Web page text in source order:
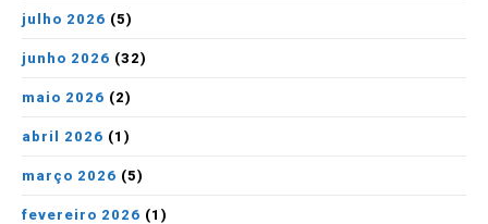
julho 2026 (5)
junho 2026 (32)
maio 2026 (2)
abril 2026 (1)
março 2026 (5)
fevereiro 2026 (1)